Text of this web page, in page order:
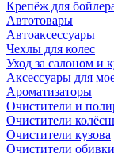
Крепёж для
Автотовары
Автоаксессуары
Чехлы для колес
Уход за салоном и
Аксессуары для
Ароматизаторы
Очистители и
Очистители
Очистители кузова
Очистители обивки